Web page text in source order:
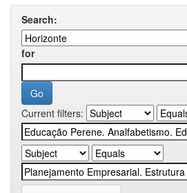
Search:
for
Current filters: